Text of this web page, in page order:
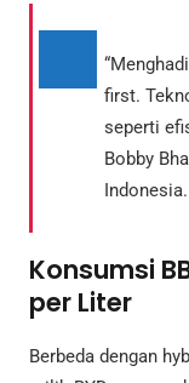
first.
seperti
Bobby
Indonesia.
Konsumsi
per Liter
Berbeda dengan